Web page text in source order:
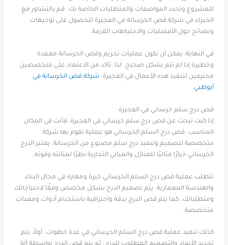
للمشروع وتحدد المواصفات والمتطلبات الخاصة بك. قم بالتشاور مع
الخبراء في شركة قص الخرسانة في الفجيرة للحصول على توجيهات
ونصائح حول الأفضليات والاحتياطات اللازمة.
في النهاية، يمكن أن تكون عمليات تخريم وقص الخرسانة معقدة
وخطيرة إذا لم تتم بشكل صحيح. لذا، تأكد من الاعتماد على متخصصين
محترفين لتنفيذ هذه الأعمال في الفجيرة. شركة قص الخرسانة في
أبوظبي
قص درج سلم خرساني في الفجيرة
إذا كنت تبحث عن قص درج سلم خرساني في الفجيرة، فأنت في المكان
المناسب. قص درج السلم الخرساني هو عملية تقوم بها شركة
متخصصة لتصميم وتنفيذ درج سلم مصنوع من الخرسانة. يعتبر الدرج
الخرساني خيارًا مثاليًا للمنازل والمباني التجارية نظرًا لمتانته وقوته.
تتطلب عملية قص درج السلم الخرساني خبرة ومهارة في مجال البناء
والهندسة المعمارية. يتم تصميم الدرج بشكل مخصص وفقًا لاحتياجاتك
ومتطلباتك. كما يتم قص الدرج بدقة واحترافية باستخدام أدوات ومعدات
متخصصة.
كذلك تنفيذ عملية قص درج السلم الخرساني في عدة خطوات. أولاً، يتم